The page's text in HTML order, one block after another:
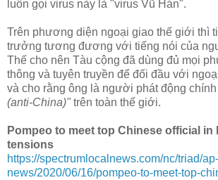
luôn gọi virus này là "virus Vũ Hán".
Trên phương diện ngoại giao thế giới thì
trưởng tương đương với tiếng nói của
Thế cho nên Tàu cộng đã dùng đủ mọi
thông và tuyên truyền để đối đầu với
và cho rằng ông là người phát động chính
(anti-China)" trên toàn thế giới.
Pompeo to meet top Chinese official in
tensions
https://spectrumlocalnews.com/nc/triad/
news/2020/06/16/pompeo-to-meet-top-